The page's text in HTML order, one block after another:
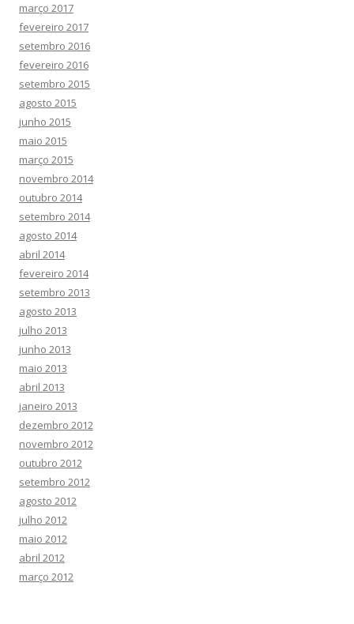
março 2017
fevereiro 2017
setembro 2016
fevereiro 2016
setembro 2015
agosto 2015
junho 2015
maio 2015
março 2015
novembro 2014
outubro 2014
setembro 2014
agosto 2014
abril 2014
fevereiro 2014
setembro 2013
agosto 2013
julho 2013
junho 2013
maio 2013
abril 2013
janeiro 2013
dezembro 2012
novembro 2012
outubro 2012
setembro 2012
agosto 2012
julho 2012
maio 2012
abril 2012
março 2012